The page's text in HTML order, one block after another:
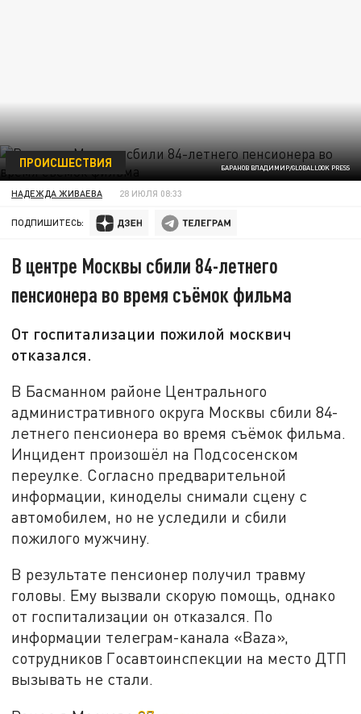
БАРАНОВ ВЛАДИМИР/GLOBALLOOK PRESS
ПРОИСШЕСТВИЯ
НАДЕЖДА ЖИВАЕВА 28 ИЮЛЯ 08:33
ПОДПИШИТЕСЬ:
В центре Москвы сбили 84-летнего
пенсионера во время съёмок фильма
От госпитализации пожилой москвич
отказался.
В Басманном районе Центрального
административного округа Москвы сбили 84-
летнего пенсионера во время съёмок фильма.
Инцидент произошёл на Подсосенском
переулке. Согласно предварительной
информации, киноделы снимали сцену с
автомобилем, но не уследили и сбили
пожилого мужчину.
В результате пенсионер получил травму
головы. Ему вызвали скорую помощь, однако
от госпитализации он отказался. По
информации телеграм-канала «Baza»,
сотрудников Госавтоинспекции на место ДТП
вызывать не стали.